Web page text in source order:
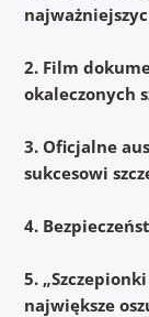
2. Film
okaleczonych
3. Oficjalne
sukcesowi
4.
5.
największe